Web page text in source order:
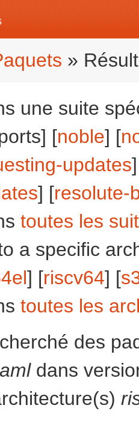
»
une suite
[noble] [
updates
] [resolute-
toutes les
a specific
] [riscv64] [
toutes les
des
dans